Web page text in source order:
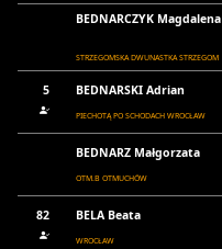
BEDNARCZYK Magdalena
STRZEGOMSKA DWUNASTKA STRZEGOM
5 BEDNARSKI Adrian
PIECHOTĄ PO SCHODACH WROCŁAW
BEDNARZ Małgorzata
OTM.B OTMUCHÓW
82 BELA Beata
WROCŁAW